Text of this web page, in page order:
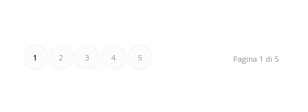
Pagina 1 di 5
1 2 3 4 5